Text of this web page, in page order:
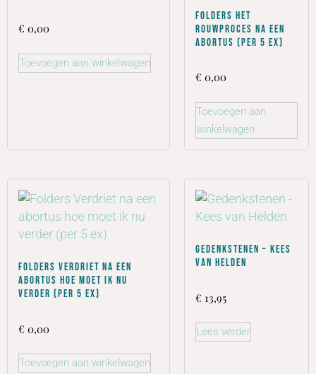
€ 0,00
Toevoegen aan winkelwagen
Folders Het
rouwproces na een
abortus (per 5 ex)
€ 0,00
Toevoegen aan
winkelwagen
Folders Verdriet na een
abortus hoe moet ik nu
verder (per 5 ex)
€ 0,00
Toevoegen aan winkelwagen
Gedenkstenen – Kees
van Helden
€ 13,95
Lees verder